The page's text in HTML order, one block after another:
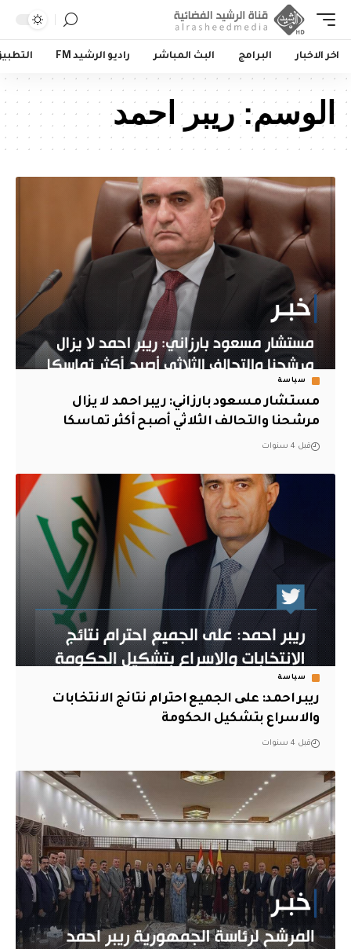
اخر الاخبار البرامج البث المباشر راديو الرشيد FM
الوسم:ريبر احمد
سياسة
مستشار مسعود بارزاني: ريبر احمد لا يزال
مرشحنا والتحالف الثلاثي أصبح أكثر تماسكا
قبل 4 سنوات
سياسة
ريبر احمد: علی الجميع احترام نتائج الانتخابات
والاسراع بتشكيل الحكومة
قبل 4 سنوات